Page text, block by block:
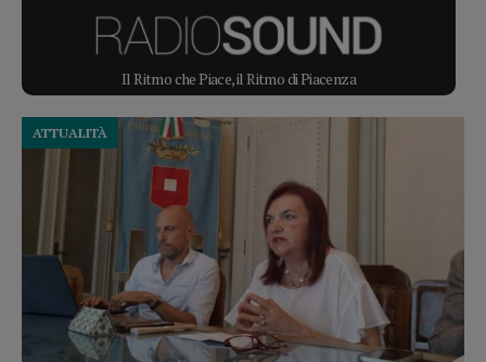
Il Ritmo che Piace, il Ritmo di Piacenza
ATTUALITÀ